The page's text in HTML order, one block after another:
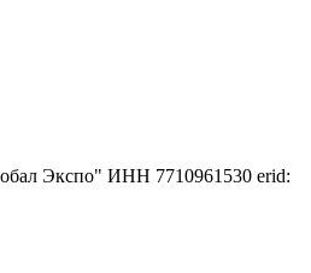
Экспо" ИНН 7710961530 erid: